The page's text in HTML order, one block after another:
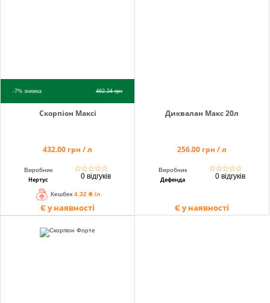
-7%знижка 462.24грн
Скорпіон Максі
432.00 грн / л
Виробник
Нертус
☆☆☆☆☆
0 відгуків
Кешбек 4.32 ₴ /л
Є у наявності
Диквалан Макс 20л
256.00 грн / л
Виробник
Дефенда
☆☆☆☆☆
0 відгуків
Є у наявності